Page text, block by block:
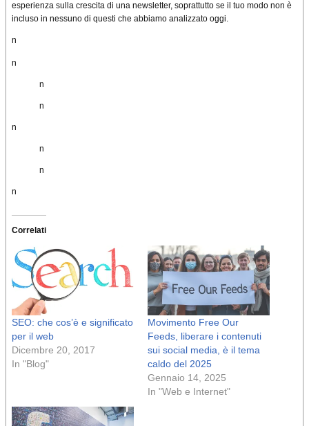
esperienza sulla crescita di una newsletter, soprattutto se il tuo modo non è
incluso in nessuno di questi che abbiamo analizzato oggi.
n
n
n
n
n
n
n
n
Correlati
SEO: che cos’è e significato
per il web
Dicembre 20, 2017
In "Blog"
Movimento Free Our
Feeds, liberare i contenuti
sui social media, è il tema
caldo del 2025
Gennaio 14, 2025
In "Web e Internet"